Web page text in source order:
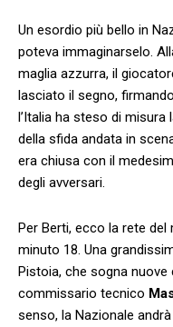
Un esordio più bello in
poteva immaginarselo.
maglia azzurra, il
lasciato il segno,
l’Italia ha steso di misura
della sfida andata in
era chiusa con il
degli avversari.
Per Berti, ecco la rete
minuto 18. Una
Pistoia, che sogna
commissario tecnico
senso, la Nazionale